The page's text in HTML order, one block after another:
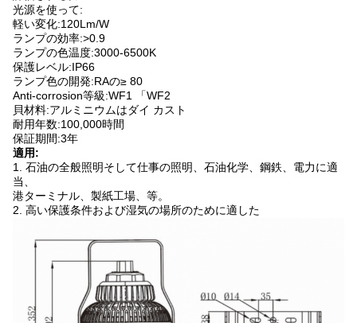
光源を使って:
軽い変化:120Lm/W
ランプの効率:>0.9
ランプの色温度:3000-6500K
保護レベル:IP66
ランプ色の開発:RAの≥ 80
Anti-corrosion等級:WF1 「WF2
貝材料:アルミニウムはダイ カスト
耐用年数:100,000時間
保証期間:3年
適用:
1. 石油の全般照明そして仕事の照明、石油化学、鋼鉄、電力に適
当、
港ターミナル、製紙工場、等。
2. 高い保護条件および湿気の場所のために適した